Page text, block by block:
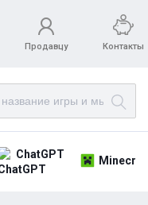
Продавцу Контакты
ChatGPT